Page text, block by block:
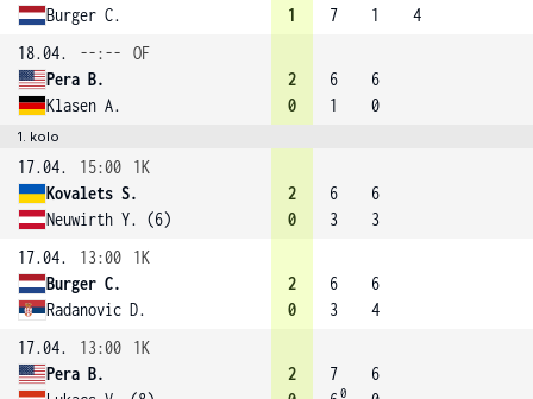
Burger C.
1
7
1
4
18.04.
--:--
OF
Pera B.
Klasen A.
2
0
6
1
6
0
1. kolo
17.04. 15:00
1K
Kovalets S.
Neuwirth Y. (6)
2
0
6
3
6
3
17.04.
13:00
1K
Burger C.
Radanovic D.
2
0
6
3
6
4
17.04.
13:00
1K
Pera B.
2
7
0
6